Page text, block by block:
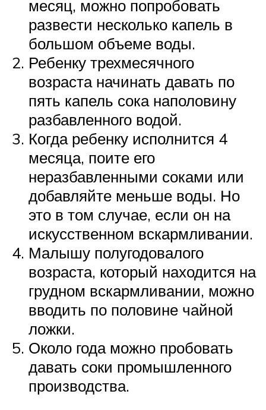
месяц, можно попробовать
развести несколько капель в
большом объеме воды.
Ребенку трехмесячного
возраста начинать давать по
пять капель сока наполовину
разбавленного водой.
Когда ребенку исполнится 4
месяца, поите его
неразбавленными соками или
добавляйте меньше воды. Но
это в том случае, если он на
искусственном вскармливании.
Малышу полугодовалого
возраста, который находится на
грудном вскармливании, можно
вводить по половине чайной
ложки.
Около года можно пробовать
давать соки промышленного
производства.